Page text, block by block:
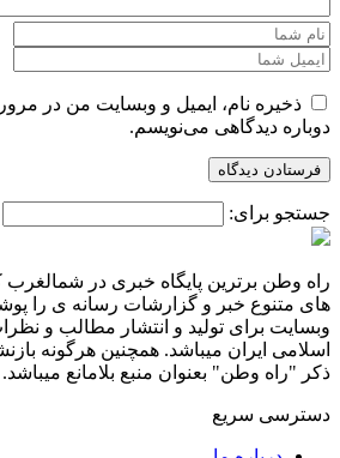
ذخیره نام، ایمیل و وبسایت من در
دوباره دیدگاهی می‌نویسم.
جستجو برای:
راه وطن برترین پایگاه خبری در
های متنوع خبر و گزارشات رسانه ی را
وبسایت برای تولید و انتشار مطالب و
اسلامی ایران میباشد. همچنین هرگونه
ذکر "راه وطن" بعنوان منبع بلامانع میباشد.
دسترسی سریع